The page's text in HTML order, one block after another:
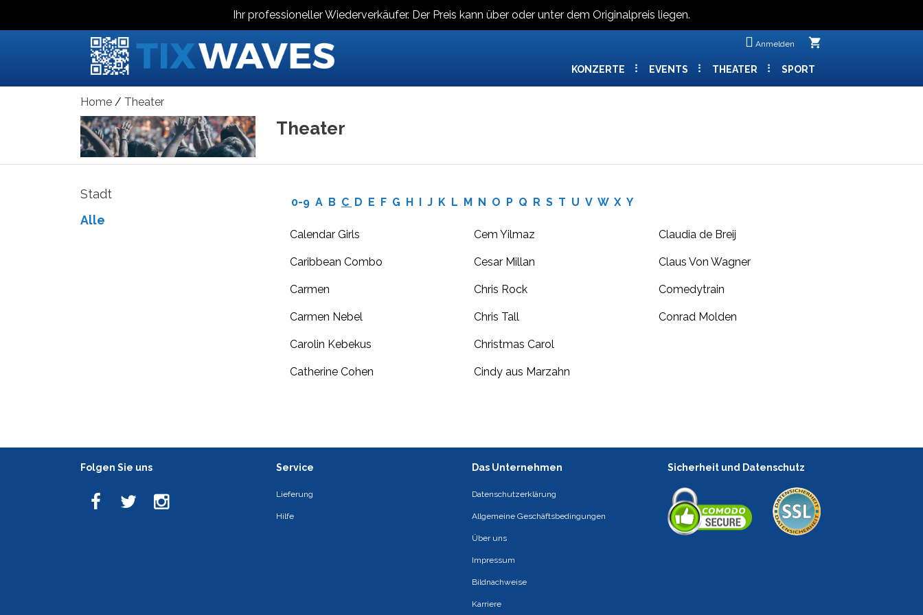
Ihr professioneller Wiederverkäufer. Der Preis kann über oder unter dem Originalpreis liegen.
shopping_cart
Anmelden
KONZERTE EVENTS THEATER SPORT
Home Theater
Theater
Stadt
Alle
0-9 A B C D E F G H I J K L M N O P Q R S T U V W X Y
Calendar Girls
Caribbean Combo
Carmen
Carmen Nebel
Carolin Kebekus
Catherine Cohen
Cem Yilmaz
Cesar Millan
Chris Rock
Chris Tall
Christmas Carol
Cindy aus Marzahn
Claudia de Breij
Claus Von Wagner
Comedytrain
Conrad Molden
Folgen Sie uns Service
Lieferung
Hilfe
Das Unternehmen
Datenschutzerklärung
Allgemeine Geschäftsbedingungen
Über uns
Impressum
Bildnachweise
Karriere
Sicherheit und Datenschutz